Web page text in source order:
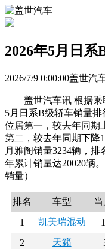
2026年5月日
2026/7/9 0:00:00盖世汽
盖世汽车讯 根据
5月日系B级轿车销量排
位居第一，较去年同期
第二，较去年同期下降
月雅阁销量3234辆，
年累计销量达20020辆
销量）
排名 车型
1 凯美瑞混动
2
天籁